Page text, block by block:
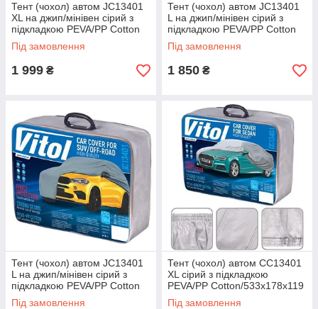
Тент (чохол) автом JC13401
XL на джип/мінівен сірий з
підкладкою PEVA/PP Cotton
482х196х145 к.з.
Під замовлення
1 999 ₴
Тент (чохол) автом JC13401
L на джип/мінівен сірий з
підкладкою PEVA/PP Cotton
457х185х145 к.з.
Під замовлення
1 850 ₴
Тент (чохол) автом JC13401
L на джип/мінівен сірий з
підкладкою PEVA/PP Cotton
457х185х145 к.з.
Під замовлення
Тент (чохол) автом CC13401
XL сірий з підкладкою
PEVA/PP Cotton/533х178х119
к.з
Під замовлення